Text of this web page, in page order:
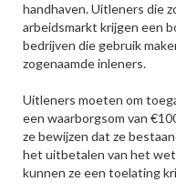
handhaven. Uitleners die
arbeidsmarkt krijgen een
bedrijven die gebruik
zogenaamde inleners.
Uitleners moeten om
een waarborgsom van
ze bewijzen dat ze
het uitbetalen van het
kunnen ze een toelating